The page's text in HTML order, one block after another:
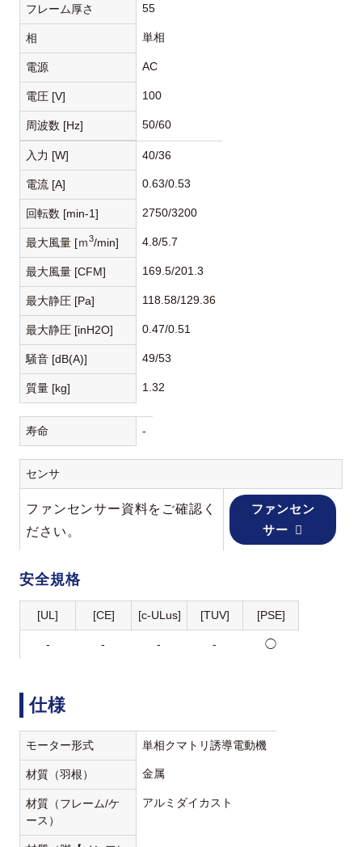
フレーム厚さ 55
相 単相
電源 AC
電圧 [V] 100
周波数 [Hz] 50/60
入力 [W] 40/36
電流 [A] 0.63/0.53
回転数 [min-1] 2750/3200
最大風量 [ｍ3/min] 4.8/5.7
最大風量 [CFM] 169.5/201.3
最大静圧 [Pa] 118.58/129.36
最大静圧 [inH2O] 0.47/0.51
騒音 [dB(A)] 49/53
質量 [kg] 1.32
寿命 -
センサ
ファンセンサー資料をご確認く
ださい。
ファンセン
サー
安全規格
[UL] [CE] [c-ULus] [TUV] [PSE]
- - - - ◯
仕様
モーター形式 単相クマトリ誘導電動機
材質（羽根） 金属
材質（フレーム/ケ
ース）
アルミダイカスト